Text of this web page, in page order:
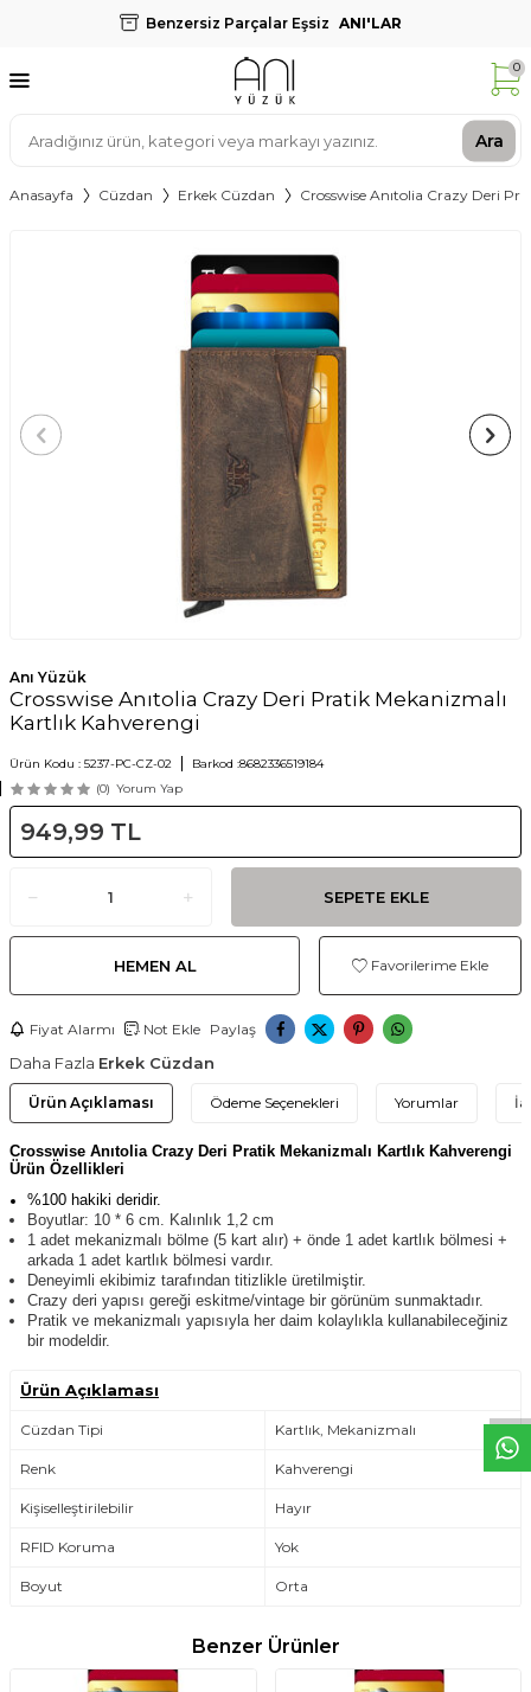
Benzersiz Parçalar Eşsiz ANI'LAR
Ara
0
Anasayfa Cüzdan Erkek Cüzdan Crosswise Anıtolia Crazy Deri
Anı Yüzük
Crosswise Anıtolia Crazy Deri Pratik Mekanizmalı
Kartlık Kahverengi
Ürün Kodu : 5237-PC-CZ-02 Barkod :8682336519184
(0) Yorum Yap
949,99 TL
SEPETE EKLE
HEMEN AL Favorilerime Ekle
Fiyat Alarmı Not Ekle Paylaş
Daha Fazla Erkek Cüzdan
Ürün Açıklaması Ödeme Seçenekleri Yorumlar
Crosswise Anıtolia Crazy Deri Pratik Mekanizmalı Kartlık Kahverengi
Ürün Özellikleri
%100 hakiki deridir.
Boyutlar: 10 * 6 cm. Kalınlık 1,2 cm
1 adet mekanizmalı bölme (5 kart alır) + önde 1 adet kartlık bölmesi +
arkada 1 adet kartlık bölmesi vardır.
Deneyimli ekibimiz tarafından titizlikle üretilmiştir.
Crazy deri yapısı gereği eskitme/vintage bir görünüm sunmaktadır.
Pratik ve mekanizmalı yapısıyla her daim kolaylıkla kullanabileceğiniz
bir modeldir.
Ürün Açıklaması
Cüzdan Tipi Kartlık, Mekanizmalı
Renk Kahverengi
Kişiselleştirilebilir Hayır
RFID Koruma Yok
Boyut Orta
Benzer Ürünler